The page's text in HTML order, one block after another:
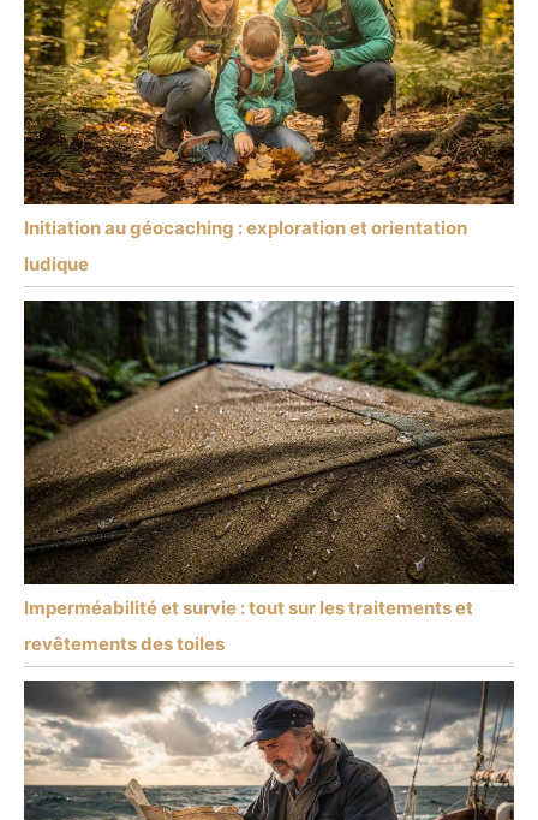
Initiation au géocaching : exploration et orientation
ludique
Imperméabilité et survie : tout sur les traitements et
revêtements des toiles